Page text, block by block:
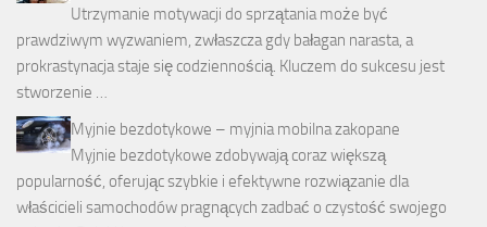
Utrzymanie motywacji do sprzątania może być
prawdziwym wyzwaniem, zwłaszcza gdy bałagan narasta, a
prokrastynacja staje się codziennością. Kluczem do sukcesu jest
stworzenie …
Myjnie bezdotykowe – myjnia mobilna zakopane
Myjnie bezdotykowe zdobywają coraz większą
popularność, oferując szybkie i efektywne rozwiązanie dla
właścicieli samochodów pragnących zadbać o czystość swojego